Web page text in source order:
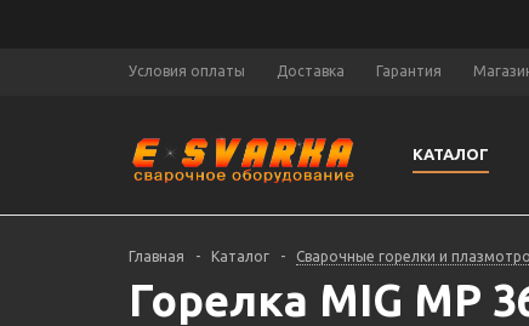
Условия оплаты Доставка Гарантия
КАТАЛОГ
Главная - Каталог - Сварочные горелки и
Горелка MIG MP